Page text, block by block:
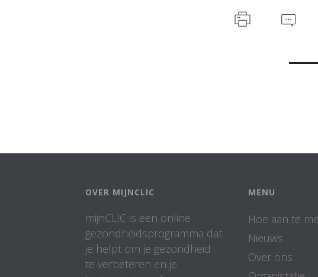
OVER MIJNCLIC
mijnCLIC is een online
gezondheidsprogramma dat
je helpt om je gezondheid
te verbeteren en je
MENU
Hoe aan te
Nieuws
Over ons